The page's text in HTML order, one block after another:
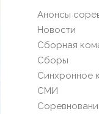
Анонсы
Новости
Сборная
Сборы
Синхронное
СМИ